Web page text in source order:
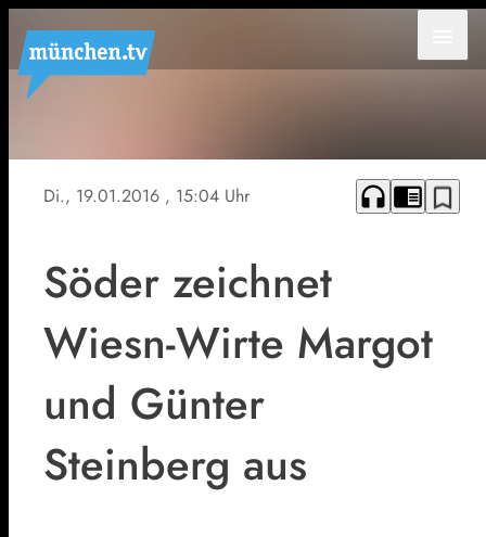
Di., 19.01.2016 , 15:04 Uhr headphones chrome_reader_mode bookmark_border
Söder zeichnet
Wiesn-Wirte Margot
und Günter
Steinberg aus